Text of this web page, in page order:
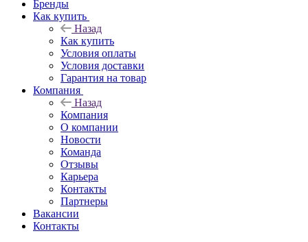
Бренды
Как купить
Назад
Как купить
Условия оплаты
Условия доставки
Гарантия на товар
Компания
Назад
Компания
О компании
Новости
Команда
Отзывы
Карьера
Контакты
Партнеры
Вакансии
Контакты